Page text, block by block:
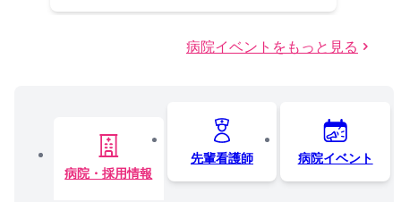
病院イベントをもっと見る
病院・採用情報
先輩看護師 病院イベント